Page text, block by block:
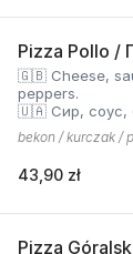
Pizza Pollo /
🇬🇧 Cheese,
peppers.
🇺🇦 Сир, соус,
bekon / kurczak /
43,90 zł
Pizza